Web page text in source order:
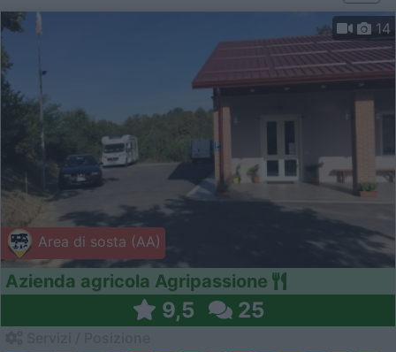
Area di sosta (AA)
14
Azienda agricola Agripassione
9,5 25